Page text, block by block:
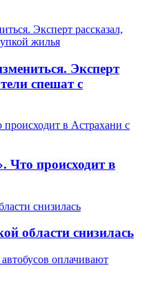
Эксперт
спешат с
Что происходит в
области снизилась